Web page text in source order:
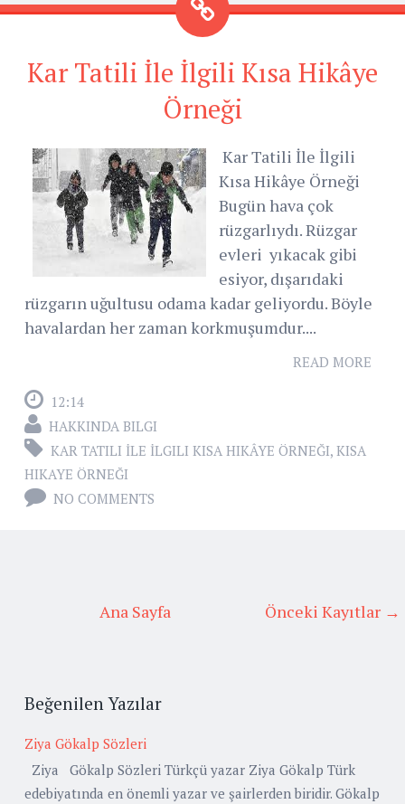
Kar Tatili İle İlgili Kısa Hikâye
Örneği
Kar Tatili İle İlgili
Kısa Hikâye Örneği
Bugün hava çok
rüzgarlıydı. Rüzgar
evleri yıkacak gibi
esiyor, dışarıdaki
rüzgarın uğultusu odama kadar geliyordu. Böyle
havalardan her zaman korkmuşumdur....
READ MORE
12:14
HAKKINDA BILGI
KAR TATILI İLE İLGILI KISA HIKÂYE ÖRNEĞI, KISA
HIKAYE ÖRNEĞI
NO COMMENTS
Önceki Kayıtlar →
Ana Sayfa
Beğenilen Yazılar
Ziya Gökalp Sözleri
Ziya Gökalp Sözleri Türkçü yazar Ziya Gökalp Türk
edebiyatında en önemli yazar ve şairlerden biridir. Gökalp